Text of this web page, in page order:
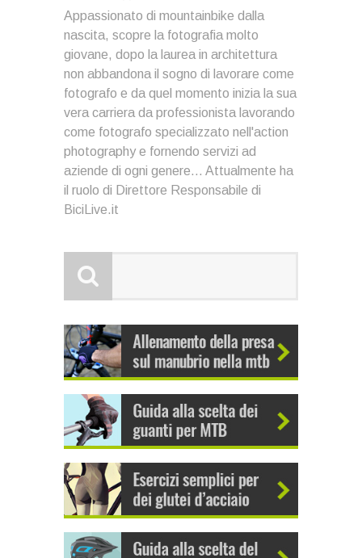
Appassionato di mountainbike dalla
nascita, scopre la fotografia molto
giovane, dopo la laurea in architettura
non abbandona il sogno di lavorare come
fotografo e da quel momento inizia la sua
vera carriera da professionista lavorando
come fotografo specializzato nell'action
photography e fornendo servizi ad
aziende di ogni genere... Attualmente ha
il ruolo di Direttore Responsabile di
BiciLive.it